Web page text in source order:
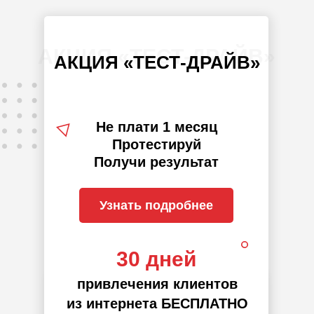
АКЦИЯ «ТЕСТ-ДРАЙВ»
АКЦИЯ «ТЕСТ-ДРАЙВ»
Узнать подробнее
30 дней
привлечения клиентов
из интернета БЕСПЛАТНО
Не плати 1 месяц
Протестируй
Получи результат